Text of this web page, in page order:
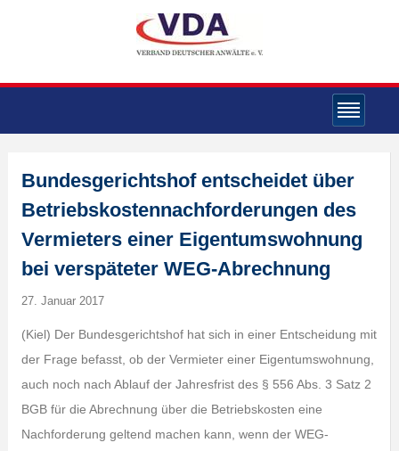
Bundesgerichtshof entscheidet über
Betriebskostennachforderungen des
Vermieters einer Eigentumswohnung
bei verspäteter WEG-Abrechnung
27. Januar 2017
(Kiel) Der Bundesgerichtshof hat sich in einer Entscheidung mit
der Frage befasst, ob der Vermieter einer Eigentumswohnung,
auch noch nach Ablauf der Jahresfrist des § 556 Abs. 3 Satz 2
BGB für die Abrechnung über die Betriebskosten eine
Nachforderung geltend machen kann, wenn der WEG-